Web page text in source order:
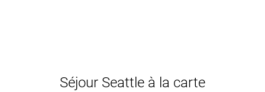
Séjour Seattle à la carte